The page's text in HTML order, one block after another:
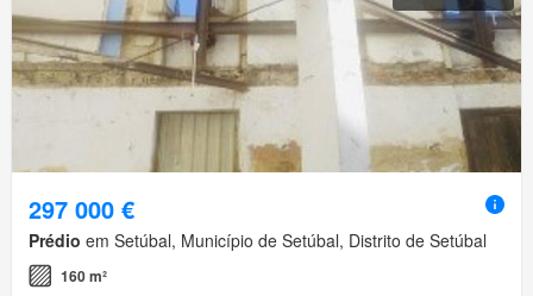
297 000 €
Prédio em Setúbal, Município de Setúbal, Distrito de Setúbal
160 m²